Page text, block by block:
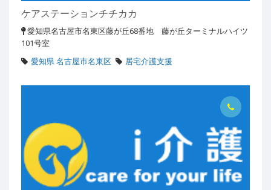
ケアステーションチチカカ
愛知県名古屋市名東区藤が丘68番地 藤が丘ターミナルハイツ
101号室
愛知県 名古屋市名東区
居宅介護支援